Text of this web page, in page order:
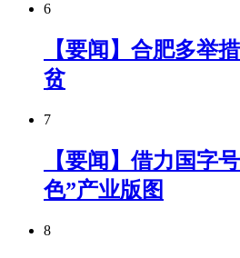
6
【要闻】合肥多举
贫
7
【要闻】借力国字
色”产业版图
8